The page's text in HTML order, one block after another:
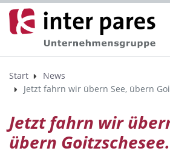
Start
News
Jetzt fahrn wir übern See, übern
Jetzt fahrn wir
übern